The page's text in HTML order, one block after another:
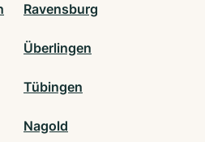
Ravensburg
Überlingen
Tübingen
Nagold